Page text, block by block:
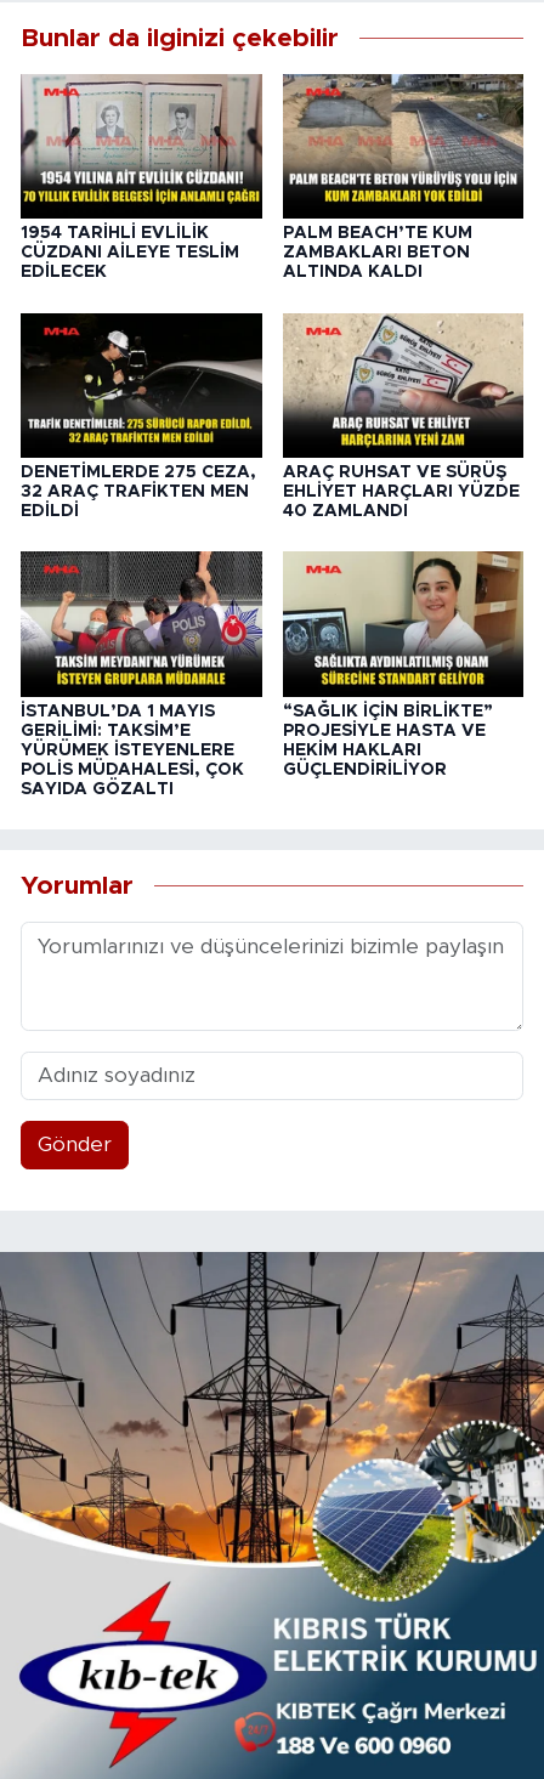
Bunlar da ilginizi çekebilir
1954 TARİHLİ EVLİLİK
CÜZDANI AİLEYE TESLİM
EDİLECEK
PALM BEACH’TE KUM
ZAMBAKLARI BETON
ALTINDA KALDI
DENETİMLERDE 275 CEZA,
32 ARAÇ TRAFİKTEN MEN
EDİLDİ
ARAÇ RUHSAT VE SÜRÜŞ
EHLİYET HARÇLARI YÜZDE
40 ZAMLANDI
İSTANBUL’DA 1 MAYIS
GERİLİMİ: TAKSİM’E
YÜRÜMEK İSTEYENLERE
POLİS MÜDAHALESİ, ÇOK
SAYIDA GÖZALTI
“SAĞLIK İÇİN BİRLİKTE”
PROJESİYLE HASTA VE
HEKİM HAKLARI
GÜÇLENDİRİLİYOR
Yorumlar
Gönder